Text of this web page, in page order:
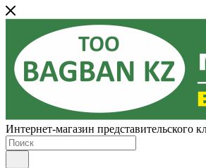
Интернет-магазин представительского